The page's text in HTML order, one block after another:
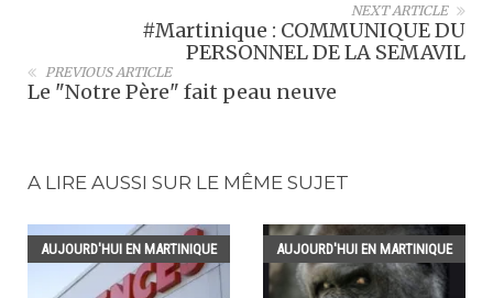
NEXT ARTICLE
#Martinique : COMMUNIQUE DU
PERSONNEL DE LA SEMAVIL
PREVIOUS ARTICLE
Le "Notre Père" fait peau neuve
A LIRE AUSSI SUR LE MÊME SUJET
AUJOURD'HUI EN MARTINIQUE AUJOURD'HUI EN MARTINIQUE